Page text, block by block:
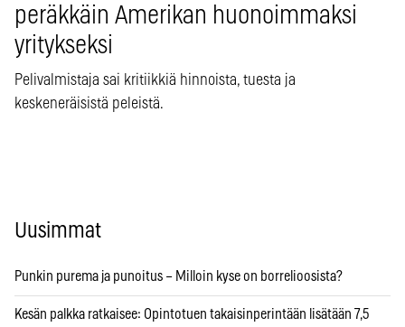
peräkkäin Amerikan huonoimmaksi
yritykseksi
Pelivalmistaja sai kritiikkiä hinnoista, tuesta ja
keskeneräisistä peleistä.
Uusimmat
Punkin purema ja punoitus – Milloin kyse on borrelioosista?
Kesän palkka ratkaisee: Opintotuen takaisinperintään lisätään 7,5